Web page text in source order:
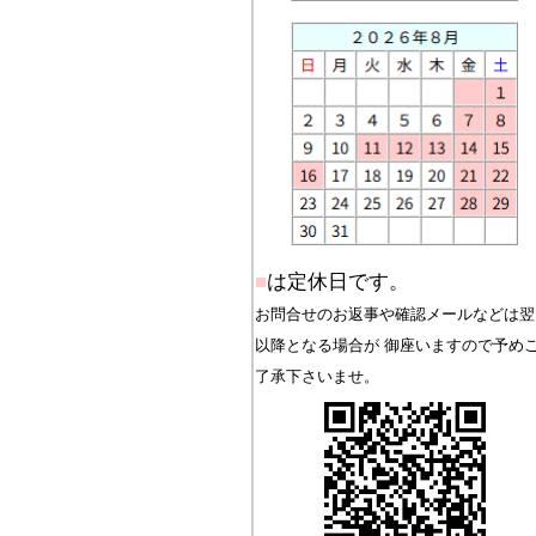
■は定休日です。
お問合せのお返事や確認メールなどは
以降となる場合が 御座いますので予め
了承下さいませ。